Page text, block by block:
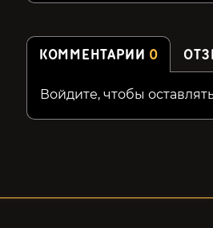
КОММЕНТАРИИ 0
Войдите, чтобы